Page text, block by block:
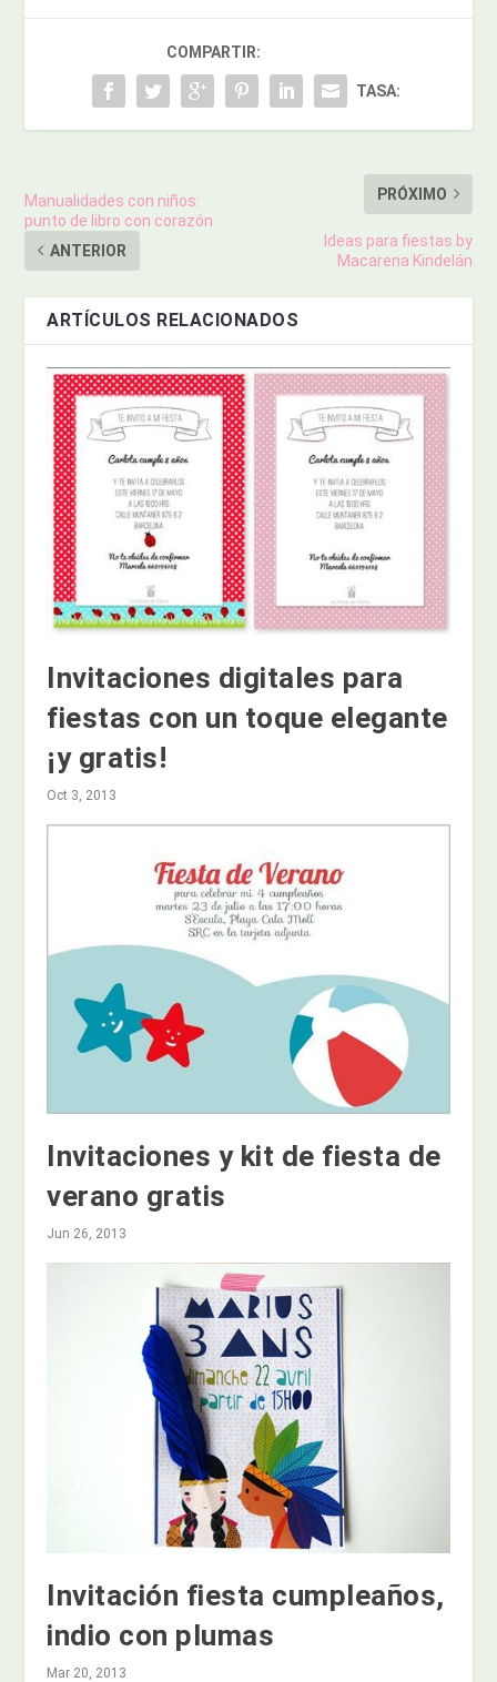
COMPARTIR:
TASA:
Manualidades con niños:
punto de libro con corazón
ANTERIOR
PRÓXIMO
Ideas para fiestas by
Macarena Kindelán
ARTÍCULOS RELACIONADOS
Invitaciones digitales para
fiestas con un toque elegante
¡y gratis!
Oct 3, 2013
Invitaciones y kit de fiesta de
verano gratis
Jun 26, 2013
Invitación fiesta cumpleaños,
indio con plumas
Mar 20, 2013